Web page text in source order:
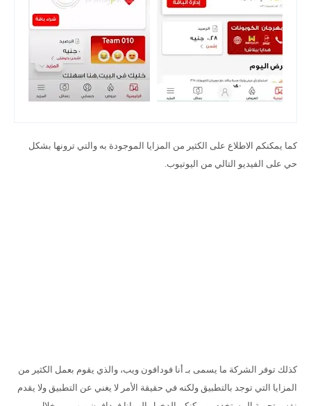
كما يمكنكم الاطلاع على الكثير من المزايا الموجودة به والتي ترونها بشكل
حي على الفيديو التالي من اليوتيوب.
كذلك توفر الشركة ما يسمى بـ أنا فودافون ويب، والذي يقوم بعمل الكثير من
المزايا التي توجد بالتطبيق ولكنه في حقيقة الأمر لا يغني عن التطبيق ولا يقدم